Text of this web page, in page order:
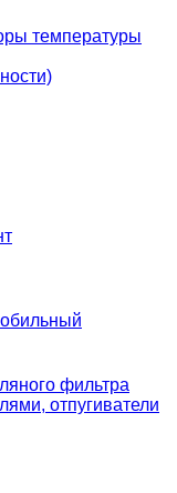
температуры
фильтра
отпугиватели